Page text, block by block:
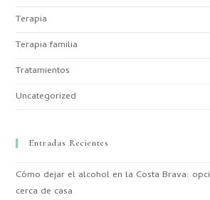
Terapia
Terapia familia
Tratamientos
Uncategorized
Entradas Recientes
Cómo dejar el alcohol en la Costa Brava:
cerca de casa